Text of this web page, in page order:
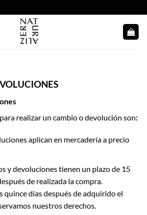
realizar un cambio o devolución son:
aplican en mercadería a precio
y devoluciones tienen un plazo de 15
de realizada la compra.
quince días después de adquirido el
nuestros derechos.